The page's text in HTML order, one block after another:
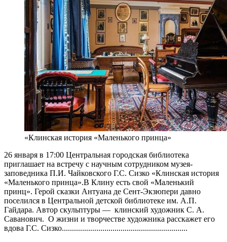
«Клинская история «Маленького принца»
26 января в 17:00 Центральная городская библиотека
приглашает на встречу с научным сотрудником музея-
заповедника П.И. Чайковского Г.С. Сизко «Клинская история
«Маленького принца».В Клину есть свой «Маленький
принц». Герой сказки Антуана де Сент-Экзюпери давно
поселился в Центральной детской библиотеке им. А.П.
Гайдара. Автор скульптуры — клинский художник С. А.
Саванович. О жизни и творчестве художника расскажет его
вдова Г.С. Сизко..............................................................